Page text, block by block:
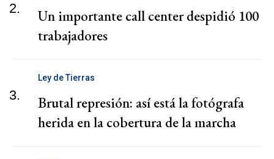
2.
Un importante call center despidió 100
trabajadores
3.
Ley de Tierras
Brutal represión: así está la fotógrafa
herida en la cobertura de la marcha